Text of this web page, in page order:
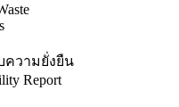
ความยั่งยืน
Report